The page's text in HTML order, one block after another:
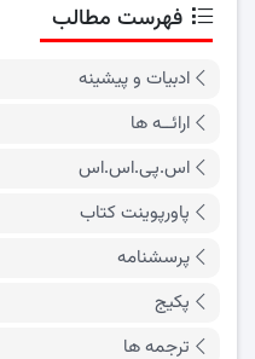
فهرست مطالب
ادبیات و پیشینه
ارائــه ها
اس.پی.اس.اس
پاورپوینت کتاب
پرسشنامه
پکیج
ترجمه ها